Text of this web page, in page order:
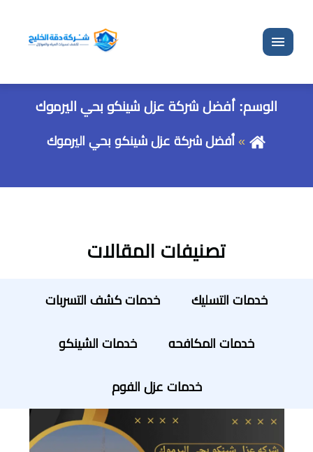
القائمة
الوسم: أفضل شركة عزل شينكو بحي اليرموك
أفضل شركة عزل شينكو بحي اليرموك
تصنيفات المقالات
خدمات التسليك خدمات كشف التسربات
خدمات المكافحه خدمات الشينكو
خدمات عزل الفوم